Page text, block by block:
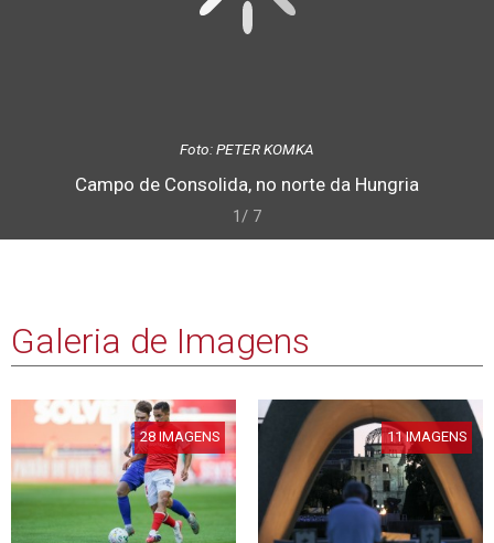
Foto: PETER KOMKA
Campo de Consolida, no norte da Hungria
1/ 7
Galeria de Imagens
28 IMAGENS 11 IMAGENS